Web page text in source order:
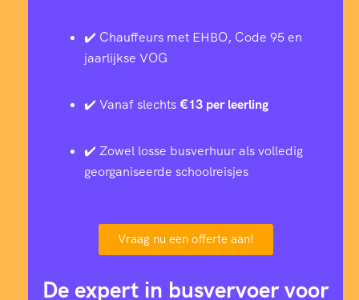
✔️ Chauffeurs met EHBO, Code 95 en
jaarlijkse VOG
✔️ Vanaf slechts€13 per leerling
✔️ Zowel losse busverhuur als volledig
georganiseerde schoolreisjes
Vraag nu een offerte aan!
De expert in busvervoer voor